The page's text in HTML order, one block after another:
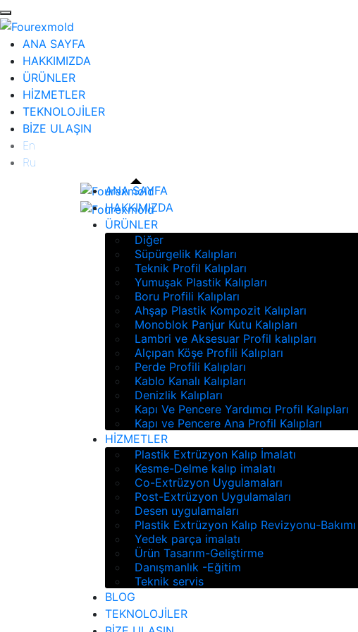
ANA SAYFA
HAKKIMIZDA
ÜRÜNLER
HİZMETLER
TEKNOLOJİLER
BİZE ULAŞIN
En
Ru
ANA SAYFA
HAKKIMIZDA
ÜRÜNLER
Diğer
Süpürgelik Kalıpları
Teknik Profil Kalıpları
Yumuşak Plastik Kalıpları
Boru Profili Kalıpları
Ahşap Plastik Kompozit Kalıpları
Monoblok Panjur Kutu Kalıpları
Lambri ve Aksesuar Profil kalıpları
Alçıpan Köşe Profili Kalıpları
Perde Profili Kalıpları
Kablo Kanalı Kalıpları
Denizlik Kalıpları
Kapı Ve Pencere Yardımcı Profil Kalıpları
Kapı ve Pencere Ana Profil Kalıpları
HİZMETLER
Plastik Extrüzyon Kalıp İmalatı
Kesme-Delme kalıp imalatı
Co-Extrüzyon Uygulamaları
Post-Extrüzyon Uygulamaları
Desen uygulamaları
Plastik Extrüzyon Kalıp Revizyonu-Bakımı
Yedek parça imalatı
Ürün Tasarım-Geliştirme
Danışmanlık -Eğitim
Teknik servis
BLOG
TEKNOLOJİLER